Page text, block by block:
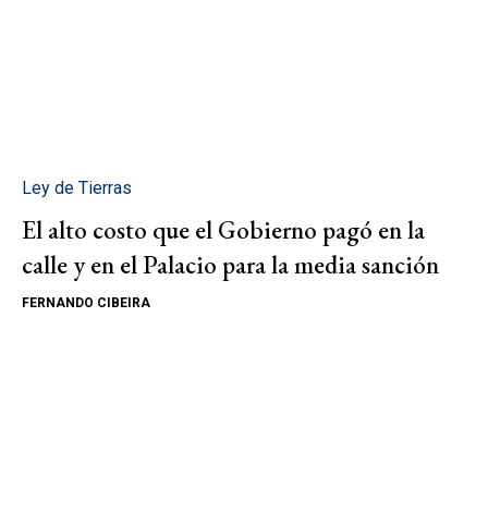
Ley de Tierras
El alto costo que el Gobierno pagó en la
calle y en el Palacio para la media sanción
FERNANDO CIBEIRA